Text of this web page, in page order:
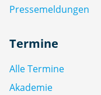
Pressemeldungen
Termine
Alle Termine
Akademie